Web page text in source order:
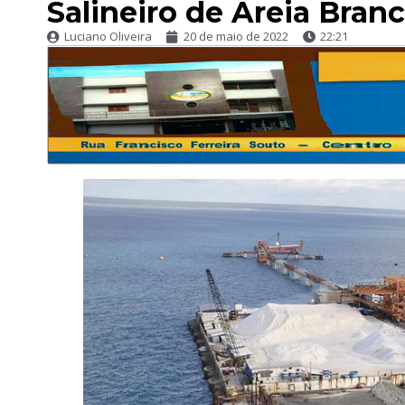
Salineiro de Areia
Luciano Oliveira 20 de maio de 2022 22:21